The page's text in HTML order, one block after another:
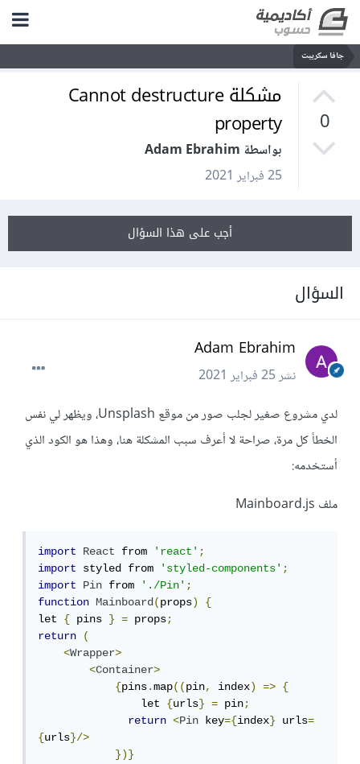
جافا سكريبت
0
مشكلة Cannot destructure
property
بواسطة Adam Ebrahim
25 فبراير 2021
أجب على هذا السؤال
السؤال
Adam Ebrahim
نشر25 فبراير 2021
لدي مشروع صغير لجلب صور من موقع Unsplash، ويظهر لي نفس
الخطأ كل مرة، صراحة لا أعرف سبب المشكلة هنا، وهذا هو الكود الذي
أستخدمه:
ملف Mainboard.js
import React from 'react';
import
styled from 'styled-components';
import
Pin from './Pin';
function
Mainboard(props)
{
let { pins } = props;
return
(
<Wrapper>
<Container>
{pins.map((pin, index) =>
{
                let
{urls} = pin;
return
<Pin key={index} urls=
{urls}/>
})}